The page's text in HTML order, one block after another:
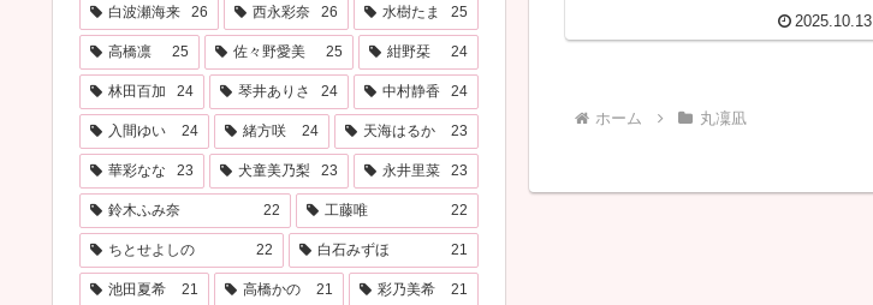
2025.10.13
ホーム 丸凜凪
白波瀬海来 26 西永彩奈 26 水樹たま 25
高橋凛 25 佐々野愛美 25 紺野栞 24
林田百加 24 琴井ありさ 24 中村静香 24
入間ゆい 24 緒方咲 24 天海はるか 23
華彩なな 23 犬童美乃梨 23 永井里菜 23
鈴木ふみ奈 22 工藤唯 22
ちとせよしの 22 白石みずほ 21
池田夏希 21 高橋かの 21 彩乃美希 21